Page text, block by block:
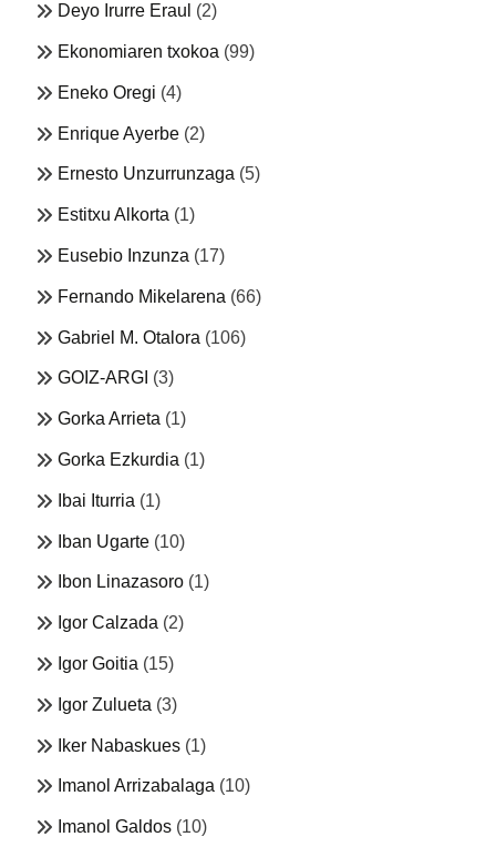
Deyo Irurre Eraul (2)
Ekonomiaren txokoa (99)
Eneko Oregi (4)
Enrique Ayerbe (2)
Ernesto Unzurrunzaga (5)
Estitxu Alkorta (1)
Eusebio Inzunza (17)
Fernando Mikelarena (66)
Gabriel M. Otalora (106)
GOIZ-ARGI (3)
Gorka Arrieta (1)
Gorka Ezkurdia (1)
Ibai Iturria (1)
Iban Ugarte (10)
Ibon Linazasoro (1)
Igor Calzada (2)
Igor Goitia (15)
Igor Zulueta (3)
Iker Nabaskues (1)
Imanol Arrizabalaga (10)
Imanol Galdos (10)